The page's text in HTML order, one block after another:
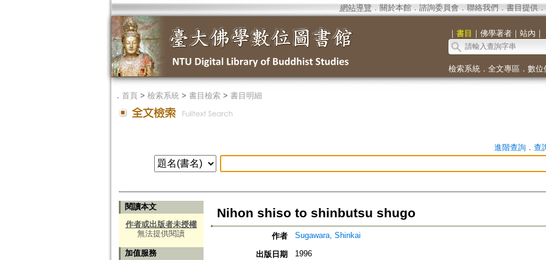
網站導覽 ． 關於本館． 諮詢委員會． 聯絡我們 ． 書目提供．
｜ 書目 ｜ 佛學著者｜ 站內 ｜
檢索系統． 全文專區 ． 數位
． 首頁> 檢索系統> 書目檢索> 書目明細
進階查詢． 查
閱讀本文
作者或出版者未授權
無法提供閱讀
加值服務
Nihon shiso to shinbutsu shugo
作者 Sugawara, Shinkai
出版日期 1996